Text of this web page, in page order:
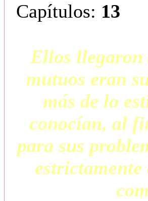
Capítulos: 13
Ellos
mutuos eran
más de lo
conocían, al
para sus